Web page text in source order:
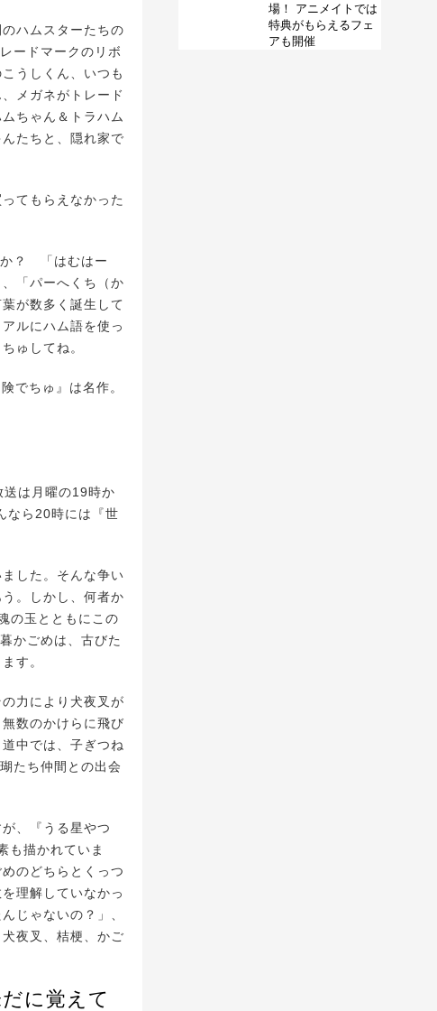
ハムスターたちの
ードマークのリボ
うしくん、いつも
メガネがトレード
ちゃん＆トラハム
たちと、隠れ家で
てもらえなかった
か？ 「はむはー
「パーへくち（か
が数多く誕生して
ルにハム語を使っ
ゅしてね。
でちゅ』は名作。
は月曜の19時か
なら20時には『世
した。そんな争い
。しかし、何者か
の玉とともにこの
かごめは、古びた
す。
力により犬夜叉が
数のかけらに飛び
中では、子ぎつね
たち仲間との出会
、『うる星やつ
も描かれていま
のどちらとくっつ
理解していなかっ
じゃないの？」、
夜叉、桔梗、かご
に覚えて
場！ アニメイトでは
特典がもらえるフェ
アも開催